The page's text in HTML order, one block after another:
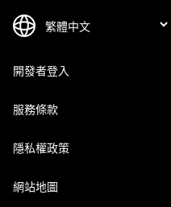
開發者登入
服務條款
隱私權政策
網站地圖